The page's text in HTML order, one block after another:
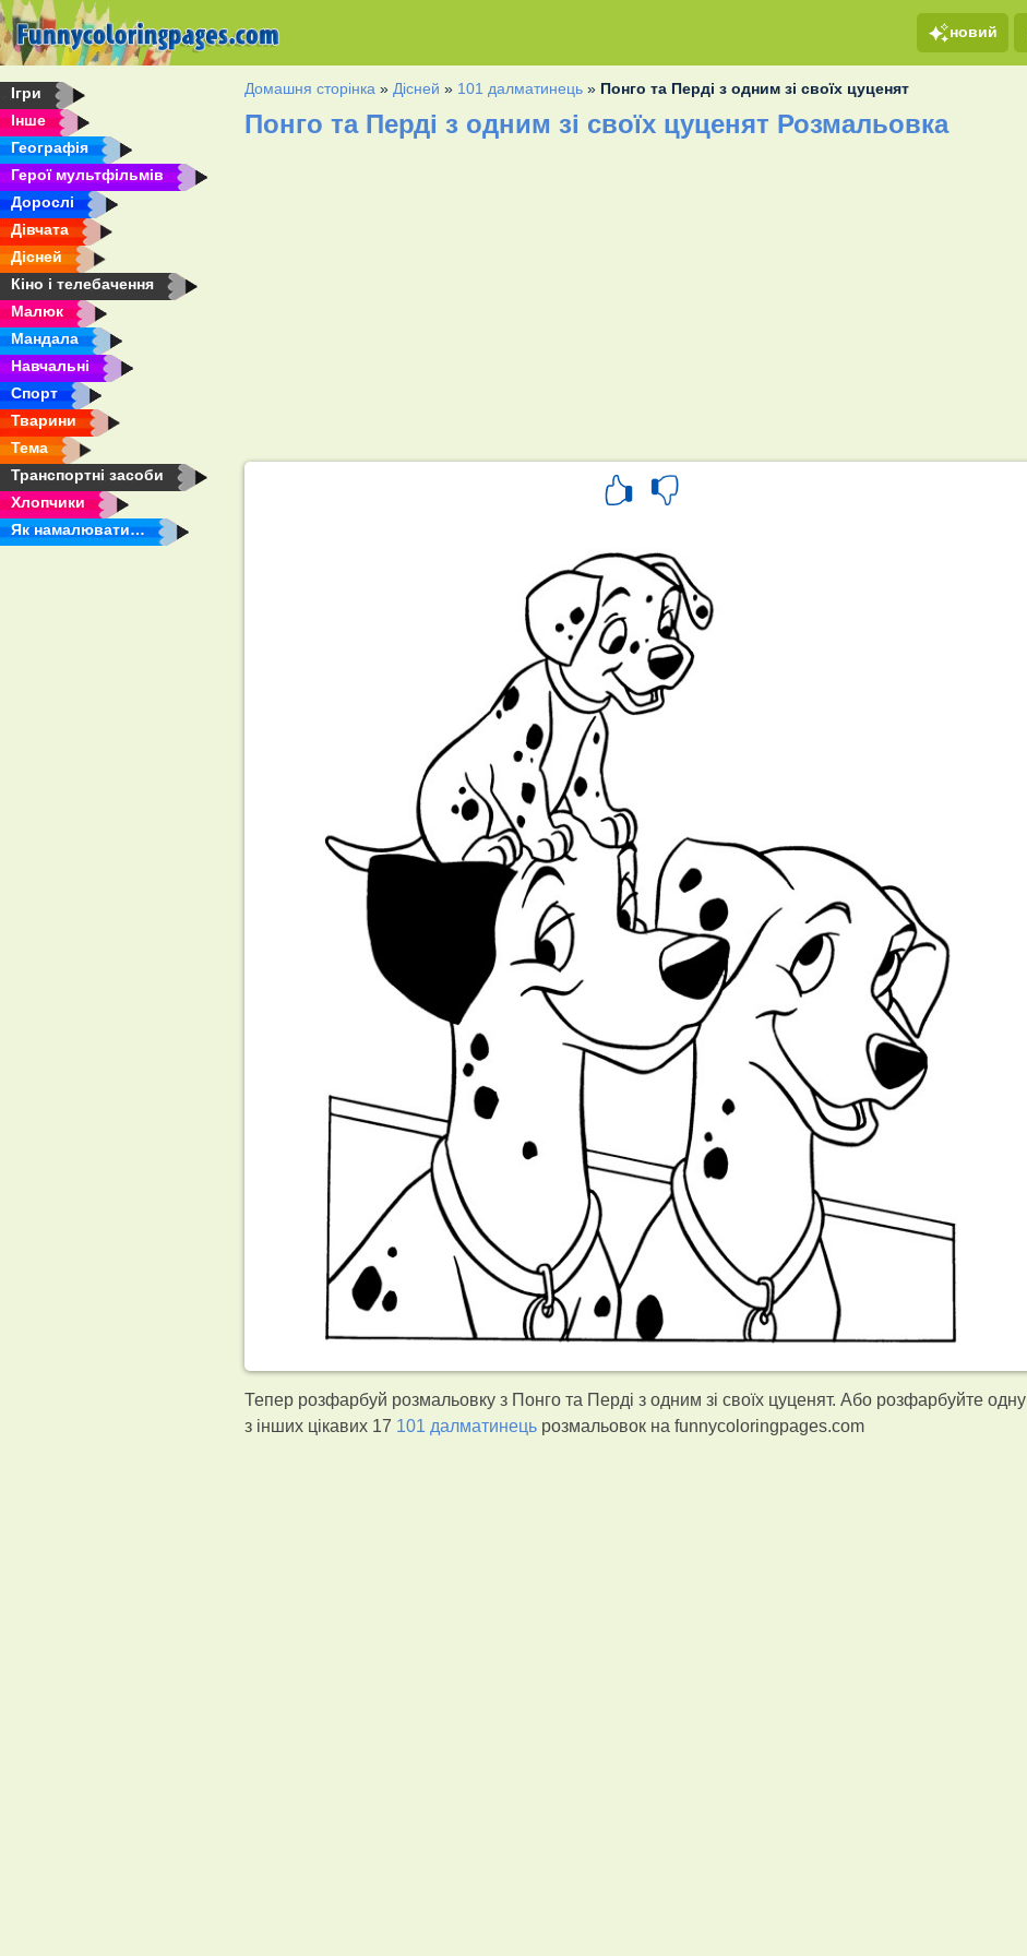
новий
Ігри
Інше
Географія
Герої мультфільмів
Дорослі
Дівчата
Дісней
Кіно і телебачення
Малюк
Мандала
Навчальні
Спорт
Тварини
Тема
Транспортні засоби
Хлопчики
Як намалювати…
Домашня сторінка » Дісней » 101 далматинець » Понго та Перді з одним зі своїх цуценят
Понго та Перді з одним зі своїх цуценят Розмальовка
Тепер розфарбуй розмальовку з Понго та Перді з одним зі своїх цуценят. Або розфарбуйте одну
з інших цікавих 17 101 далматинець розмальовок на funnycoloringpages.com